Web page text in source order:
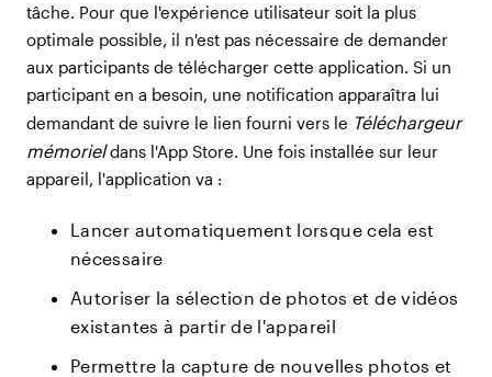
tâche. Pour que l'expérience utilisateur soit la plus
optimale possible, il n'est pas nécessaire de demander
aux participants de télécharger cette application. Si un
participant en a besoin, une notification apparaîtra lui
demandant de suivre le lien fourni vers le Téléchargeur
mémorieldans l'App Store. Une fois installée sur leur
appareil, l'application va :
Lancer automatiquement lorsque cela est
nécessaire
Autoriser la sélection de photos et de vidéos
existantes à partir de l'appareil
Permettre la capture de nouvelles photos et